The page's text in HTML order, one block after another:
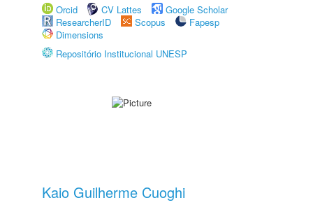
Orcid
CV Lattes
Google Scholar
ResearcherID
Scopus
Fapesp
Dimensions
Repositório Institucional UNESP
Kaio Guilherme Cuoghi